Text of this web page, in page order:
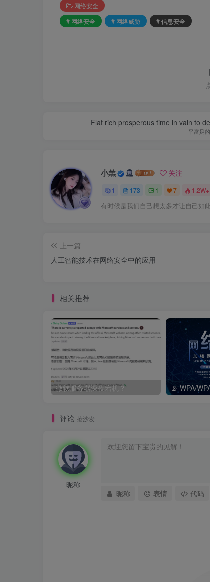
网络安全
# 网络安全
# 网络威胁 # 信息安全
Flat rich prosperous time in vain to
平富足
小羔 关注
1 173 1 7 1.2W+
有时候是我们自己想太多才让自己如
上一篇
人工智能技术在网络安全中的应用
相关推荐
微软服务器深夜宕机？
评论 抢沙发
昵称
昵称 表情 代码